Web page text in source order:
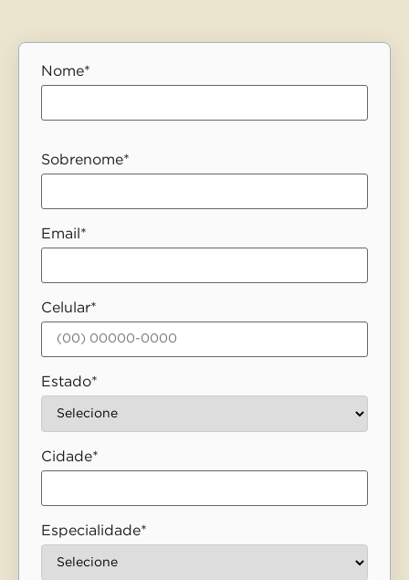
Nome*
Sobrenome*
Email*
Celular*
Estado*
Cidade*
Especialidade*